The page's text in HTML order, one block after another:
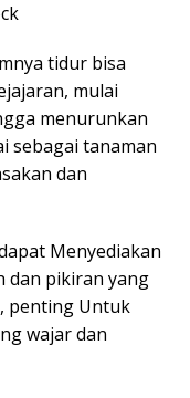
tidur bisa
mulai
menurunkan
sebagai tanaman
dan
Menyediakan
dan pikiran yang
penting Untuk
wajar dan